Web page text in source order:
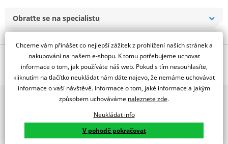
Obraťte se na specialistu
Popis a parametry
Jsme autorizovaný
dealer značky EK + SUPERSPROX
Řetězová sada - Řetěz EK, řada SRO6, těsněný O-kroužkem.
Ocelové kolečko a rozeta SUPERSPROX.
Řetěz 520 SRO6
2x multibrand showroom
9 značek motocyklů, servis, oblečení, doplňky i náhradní
díly, to vše v Praze a Liberci
Více než 30 let zkušeností
Chceme vám přinášet co nejlepší zážitek z prohlížení našich stránek a
nakupování na našem e-shopu. K tomu potřebujeme uchovat
informace o tom, jak používáte náš web. Pokud s tím nesouhlasíte,
kliknutím na tlačítko neukládat nám dáte najevo, že nemáme uchovávat
informace o vaší návštěvě. Informace o tom, jaké informace a jakým
způsobem uchováváme naleznete zde.
Neukládat info
V pohodě pokračovat